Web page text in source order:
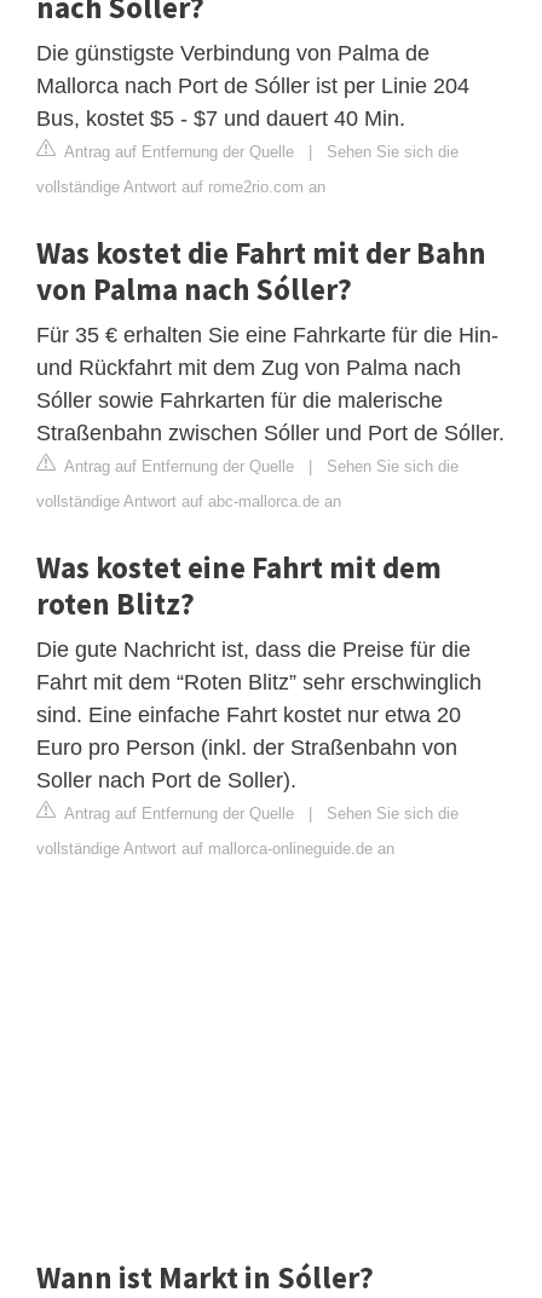
Die günstigste Verbindung von Palma de
Mallorca nach Port de Sóller ist per Linie 204
Bus, kostet $5 - $7 und dauert 40 Min.
Antrag auf Entfernung der Quelle | Sehen Sie sich die
vollständige Antwort auf rome2rio.com an
Was kostet die Fahrt mit der Bahn
von Palma nach Sóller?
Für 35 € erhalten Sie eine Fahrkarte für die Hin-
und Rückfahrt mit dem Zug von Palma nach
Sóller sowie Fahrkarten für die malerische
Straßenbahn zwischen Sóller und Port de Sóller.
Antrag auf Entfernung der Quelle | Sehen Sie sich die
vollständige Antwort auf abc-mallorca.de an
Was kostet eine Fahrt mit dem
roten Blitz?
Die gute Nachricht ist, dass die Preise für die
Fahrt mit dem “Roten Blitz” sehr erschwinglich
sind. Eine einfache Fahrt kostet nur etwa 20
Euro pro Person (inkl. der Straßenbahn von
Soller nach Port de Soller).
Antrag auf Entfernung der Quelle | Sehen Sie sich die
vollständige Antwort auf mallorca-onlineguide.de an
Wann ist Markt in Sóller?